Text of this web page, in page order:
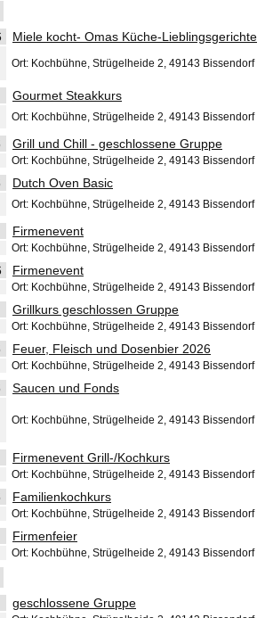
Miele kocht- Omas Küche-Lieblingsgerichte
Ort: Kochbühne, Strügelheide 2, 49143 Bissendorf
Gourmet Steakkurs
Ort: Kochbühne, Strügelheide 2, 49143 Bissendorf
Grill und Chill - geschlossene Gruppe
Ort: Kochbühne, Strügelheide 2, 49143 Bissendorf
Dutch Oven Basic
Ort: Kochbühne, Strügelheide 2, 49143 Bissendorf
Firmenevent
Ort: Kochbühne, Strügelheide 2, 49143 Bissendorf
Firmenevent
Ort: Kochbühne, Strügelheide 2, 49143 Bissendorf
Grillkurs geschlossen Gruppe
Ort: Kochbühne, Strügelheide 2, 49143 Bissendorf
Feuer, Fleisch und Dosenbier 2026
Ort: Kochbühne, Strügelheide 2, 49143 Bissendorf
Saucen und Fonds
Ort: Kochbühne, Strügelheide 2, 49143 Bissendorf
Firmenevent Grill-/Kochkurs
Ort: Kochbühne, Strügelheide 2, 49143 Bissendorf
Familienkochkurs
Ort: Kochbühne, Strügelheide 2, 49143 Bissendorf
Firmenfeier
Ort: Kochbühne, Strügelheide 2, 49143 Bissendorf
geschlossene Gruppe